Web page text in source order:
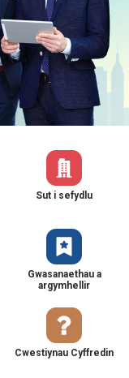
Sut i sefydlu
Gwasanaethau a
argymhellir
Cwestiynau Cyffredin